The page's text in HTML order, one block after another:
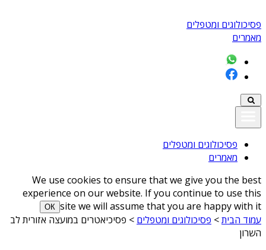
פסיכולוגים ומטפלים
מאמרים
פסיכולוגים ומטפלים
מאמרים
We use cookies to ensure that we give you the best
experience on our website. If you continue to use this
site we will assume that you are happy with it
ОК
עמוד הבית> פסיכולוגים ומטפלים > פסיכיאטרים במועצה אזורית לב
השרון